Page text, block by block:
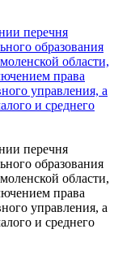
перечня
образования
области,
права
управления, а
и среднего
перечня
образования
области,
права
управления, а
и среднего